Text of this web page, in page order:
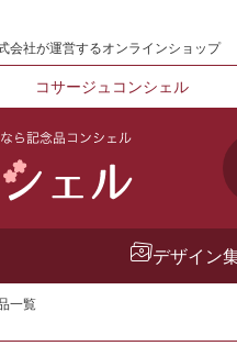
会社が運営するオンラインショップ
コサージュコンシェル
デザイン
一覧